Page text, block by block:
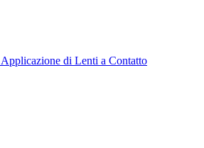
di Lenti a Contatto